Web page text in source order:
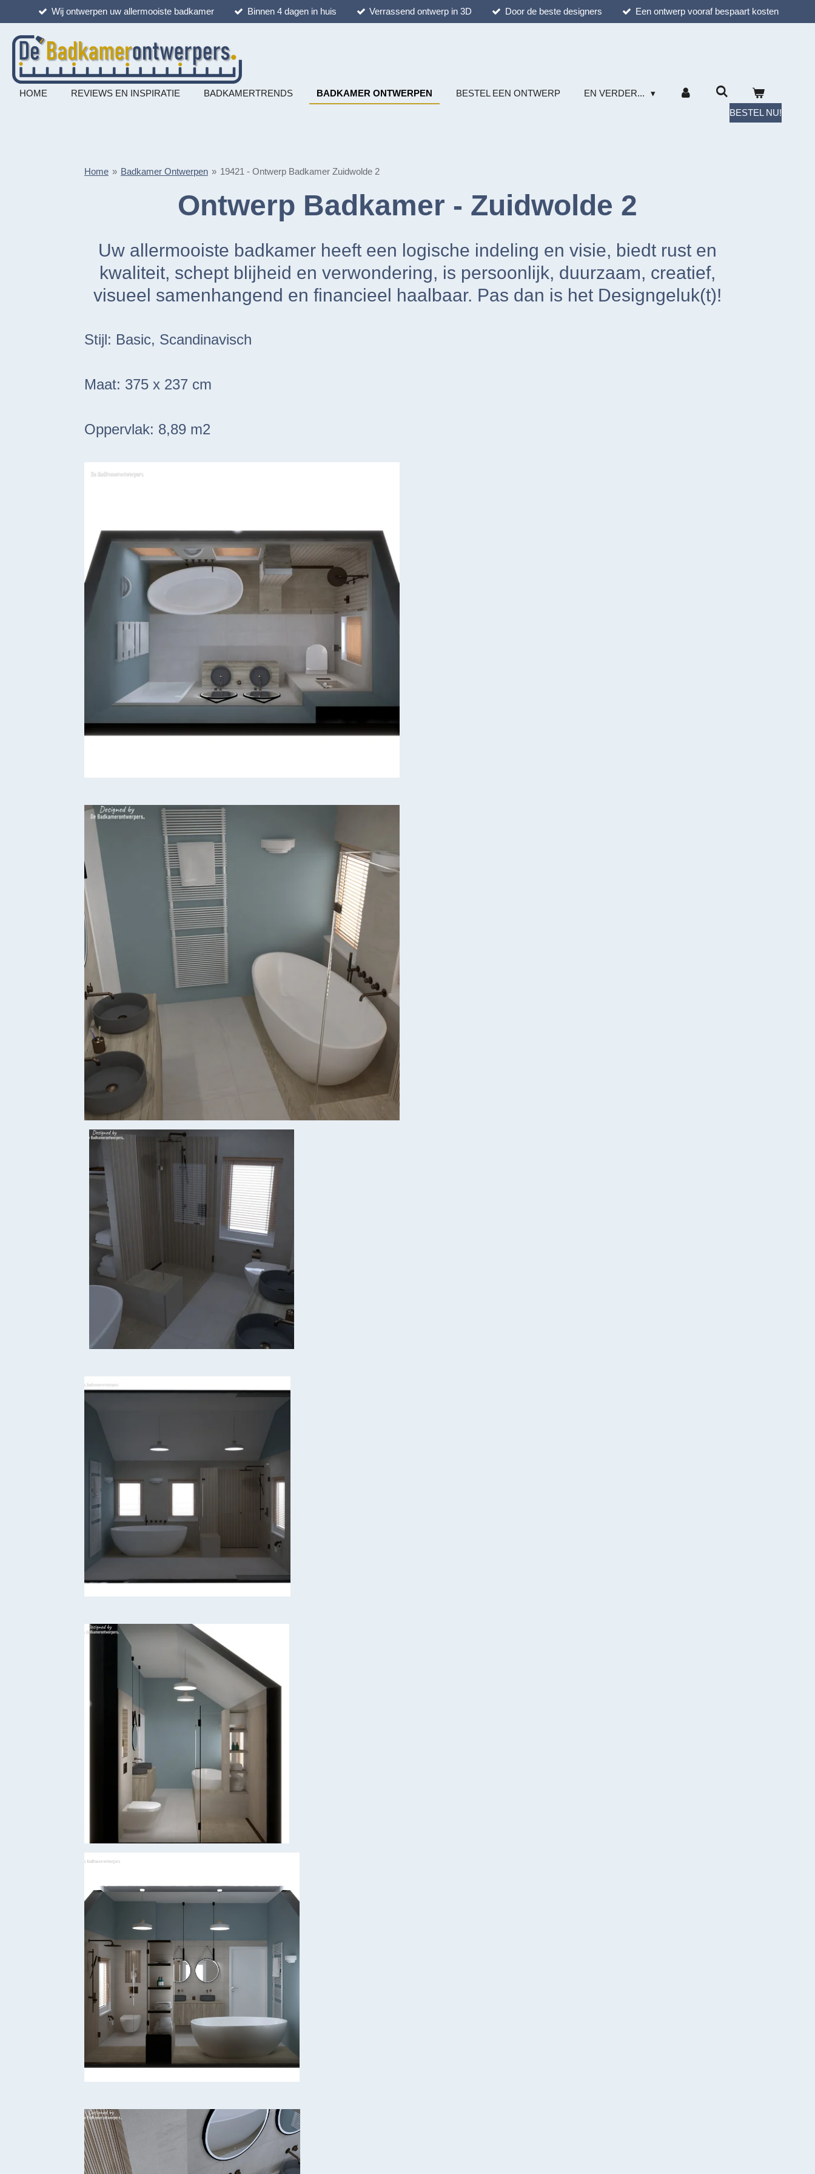
direct
naar
hoofdinhoud
Wij ontwerpen uw allermooiste badkamer Binnen 4 dagen in huis Verrassend ontwerp in 3D Door de beste designers Een ontwerp vooraf bespaart kosten
HOME REVIEWS EN INSPIRATIE BADKAMERTRENDS BADKAMER ONTWERPEN BESTEL EEN ONTWERP
EN VERDER...
BESTEL NU!
Home » Badkamer Ontwerpen » 19421 - Ontwerp Badkamer Zuidwolde 2
Ontwerp Badkamer - Zuidwolde 2
Uw allermooiste badkamer heeft een logische indeling en visie, biedt rust en
kwaliteit, schept blijheid en verwondering, is persoonlijk, duurzaam, creatief,
visueel samenhangend en financieel haalbaar. Pas dan is het Designgeluk(t)!
Stijl: Basic, Scandinavisch
Maat: 375 x 237 cm
Oppervlak: 8,89 m2